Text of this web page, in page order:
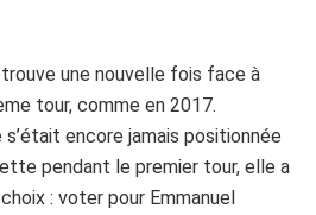
une nouvelle fois face à
tour, comme en 2017.
s’était encore jamais positionnée
pendant le premier tour, elle a
: voter pour Emmanuel